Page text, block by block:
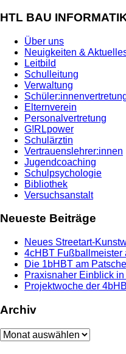
HTL BAU
Über uns
Neuigkeiten &
Leitbild
Schulleitung
Verwaltung
Elternverein
Personalvertretung
G!RLpower
Schulärztin
Vertrauenslehrer:innen
Jugendcoaching
Schulpsychologie
Bibliothek
Versuchsanstalt
Neueste Beiträge
Neues Streetart-
4cHBT Fußballmeister
Die 1bHBT am
Praxisnaher Einblick
Projektwoche der
Archiv
Archiv